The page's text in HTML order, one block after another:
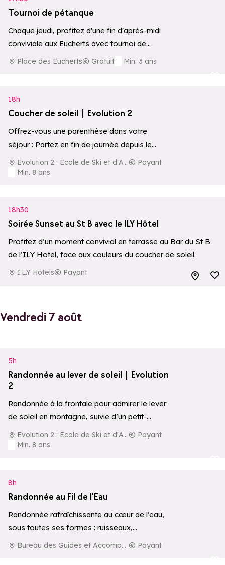
Tournoi de pétanque
Chaque jeudi, profitez d'une fin d'après-midi
conviviale aux Eucherts avec tournoi de
pétanque et musique. Un rendez-vous festif à
Place des Eucherts Gratuit
Min. 3 ans
18h
Coucher de soleil | Evolution 2
Offrez-vous une parenthèse dans votre
séjour : Partez en fin de journée depuis le
centre de la station pour une aventure…
Evolution 2 : Ecole de Ski et d'Aventure
Payant
Min. 8 ans
18h30
Soirée Sunset au St B avec le ILY Hôtel
Profitez d’un moment convivial en terrasse au Bar du St B
de l’ILY Hotel, face aux couleurs du coucher de soleil.
I.L.Y Hotels Payant Ajouter
Vendredi 7 août
5h
Randonnée au lever de soleil | Evolution
2
Randonnée à la frontale pour admirer le lever
de soleil en montagne, suivie d’un petit-
déjeuner local en pleine nature.
Evolution 2 : Ecole de Ski et d'Aventure
Payant
Min. 8 ans
8h
Randonnée au Fil de l'Eau
Randonnée rafraîchissante au cœur de l’eau,
sous toutes ses formes : ruisseaux,
cascades, lacs ou rivières.
Bureau des Guides et Accompagnateurs de La Rosière
Payant